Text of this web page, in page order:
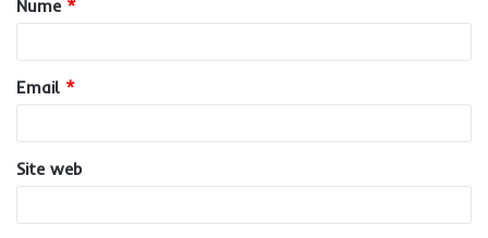
r
*
Nume *
Email *
Site web